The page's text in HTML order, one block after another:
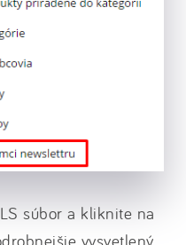
súbor a kliknite na
vysvetlený